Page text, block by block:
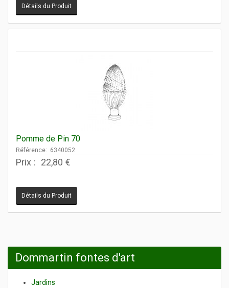
Détails du Produit
Pomme de Pin 70
Référence: 6340052
Prix : 22,80 €
Détails du Produit
Dommartin fontes d'art
Jardins